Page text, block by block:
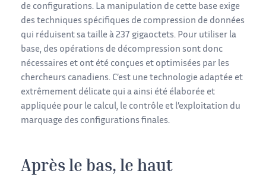
de configurations. La manipulation de cette base exige
des techniques spécifiques de compression de données
qui réduisent sa taille à 237 gigaoctets. Pour utiliser la
base, des opérations de décompression sont donc
nécessaires et ont été conçues et optimisées par les
chercheurs canadiens. C’est une technologie adaptée et
extrêmement délicate qui a ainsi été élaborée et
appliquée pour le calcul, le contrôle et l’exploitation du
marquage des configurations finales.
Après le bas, le haut